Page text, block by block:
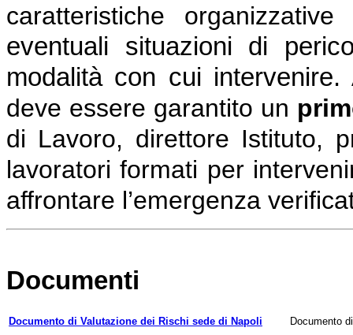
caratteristiche
eventuali situazioni di
modalità con cui intervenire.
deve essere garantito un
di Lavoro, direttore Istituto,
lavoratori formati per
affrontare l’emergenza
Documenti
Documento di Valutazione dei Rischi sede di Napoli
Documento